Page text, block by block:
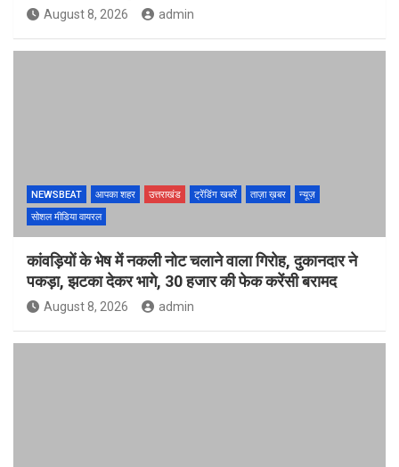
August 8, 2026 admin
NEWSBEAT आपका शहर उत्तराखंड ट्रेंडिंग खबरें ताज़ा ख़बर
न्यूज़
सोशल मीडिया वायरल
कांवड़ियों के भेष में नकली नोट चलाने वाला गिरोह, दुकानदार ने
पकड़ा, झटका देकर भागे, 30 हजार की फेक करेंसी बरामद
August 8, 2026 admin